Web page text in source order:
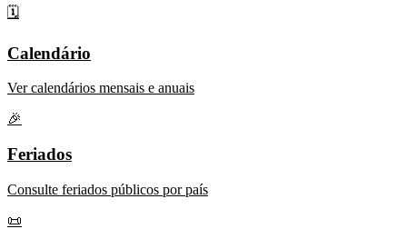
🗓️
Calendário
Ver calendários mensais e anuais
🎉
Feriados
Consulte feriados públicos por país
📜